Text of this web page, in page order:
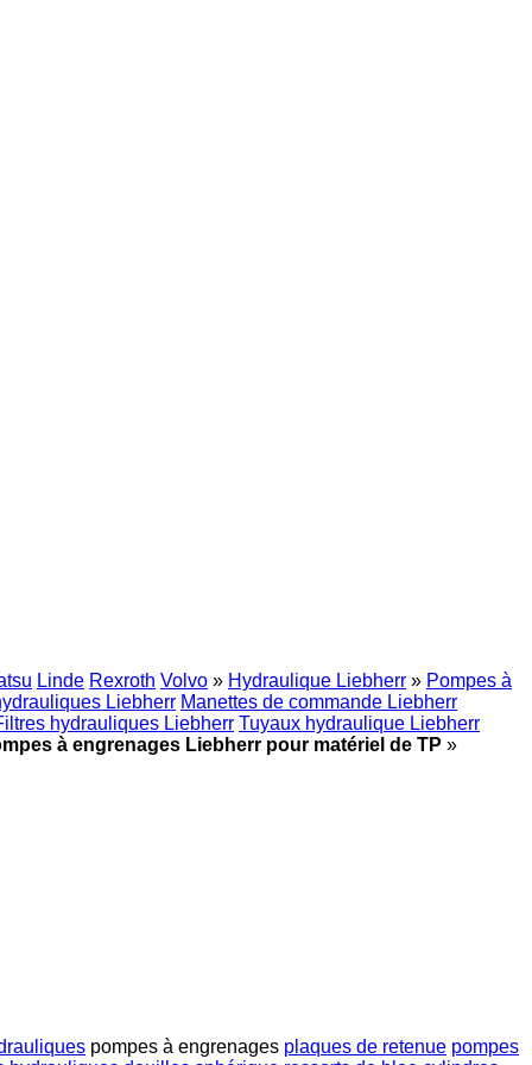
Linde Rexroth Volvo » Hydraulique Liebherr » Pompes à
Liebherr Manettes de commande Liebherr
hydrauliques Liebherr Tuyaux hydraulique Liebherr
à engrenages Liebherr pour matériel de TP »
pompes à engrenages plaques de retenue pompes